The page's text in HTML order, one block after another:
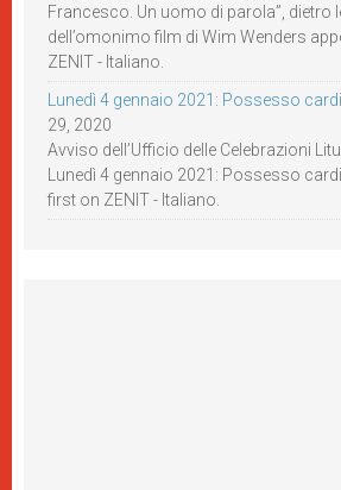
Francesco. Un uomo di parola”, dietro
dell’omonimo film di Wim Wenders
ZENIT - Italiano.
Lunedì 4 gennaio 2021: Possesso
29, 2020
Avviso dell’Ufficio delle Celebrazioni
Lunedì 4 gennaio 2021: Possesso
first on ZENIT - Italiano.